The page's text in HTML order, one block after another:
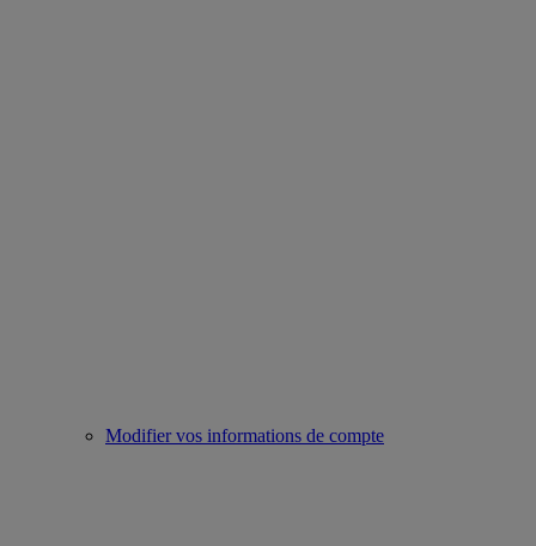
Modifier vos informations de compte